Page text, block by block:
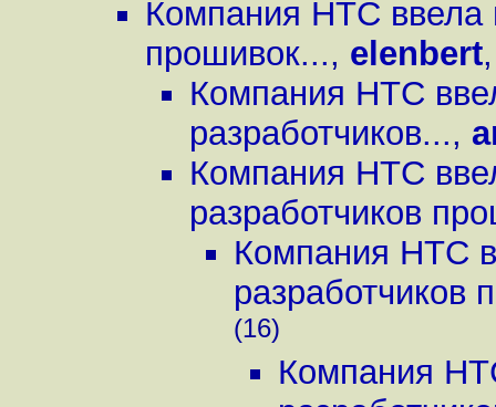
Компания HTC ввела
прошивок..., elenbert
Компания HTC
разработчиков...,
Компания HTC
разработчиков
Компания HTC
разработчиков
(16)
Компания